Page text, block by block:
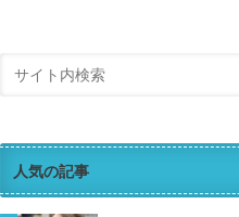
人気の記事